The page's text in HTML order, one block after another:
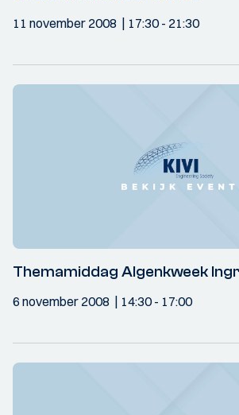
11 november 2008 17:30- 21:30
Themamiddag Algenkweek
6 november 2008 14:30- 17:00